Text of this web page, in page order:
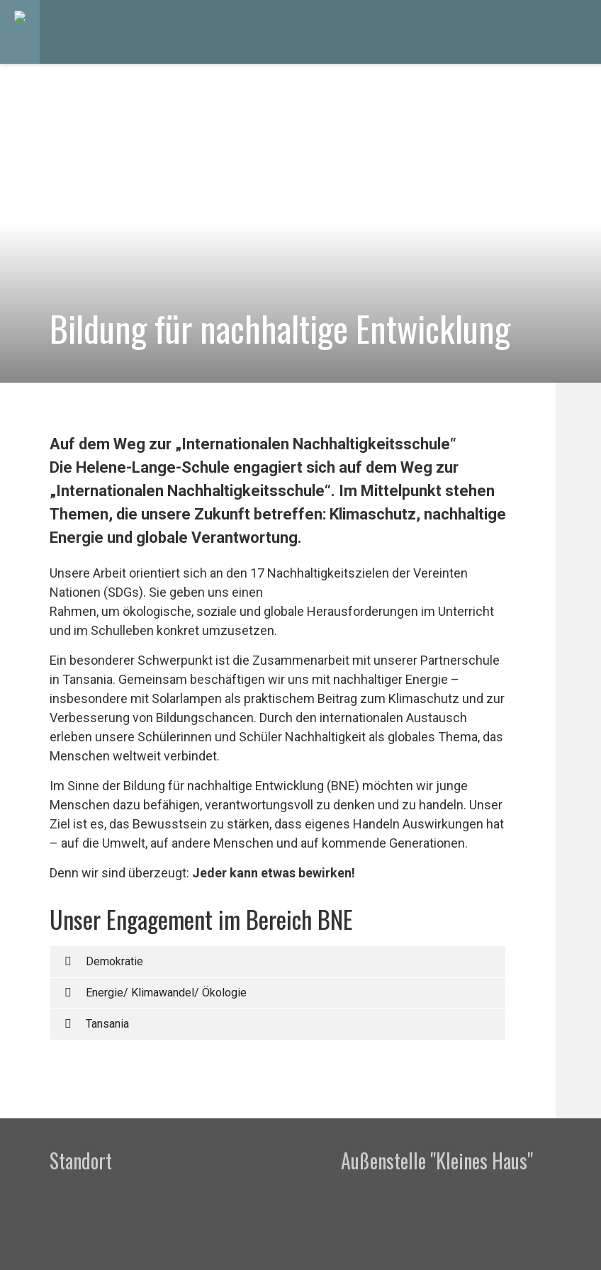
Bildung für nachhaltige Entwicklung
Auf dem Weg zur „Internationalen Nachhaltigkeitsschule“
Die Helene-Lange-Schule engagiert sich auf dem Weg zur
„Internationalen Nachhaltigkeitsschule“. Im Mittelpunkt stehen
Themen, die unsere Zukunft betreffen: Klimaschutz, nachhaltige
Energie und globale Verantwortung.
Unsere Arbeit orientiert sich an den 17 Nachhaltigkeitszielen der Vereinten
Nationen (SDGs). Sie geben uns einen
Rahmen, um ökologische, soziale und globale Herausforderungen im Unterricht
und im Schulleben konkret umzusetzen.
Ein besonderer Schwerpunkt ist die Zusammenarbeit mit unserer Partnerschule
in Tansania. Gemeinsam beschäftigen wir uns mit nachhaltiger Energie –
insbesondere mit Solarlampen als praktischem Beitrag zum Klimaschutz und zur
Verbesserung von Bildungschancen. Durch den internationalen Austausch
erleben unsere Schülerinnen und Schüler Nachhaltigkeit als globales Thema, das
Menschen weltweit verbindet.
Im Sinne der Bildung für nachhaltige Entwicklung (BNE) möchten wir junge
Menschen dazu befähigen, verantwortungsvoll zu denken und zu handeln. Unser
Ziel ist es, das Bewusstsein zu stärken, dass eigenes Handeln Auswirkungen hat
– auf die Umwelt, auf andere Menschen und auf kommende Generationen.
Denn wir sind überzeugt: Jeder kann etwas bewirken!
Unser Engagement im Bereich BNE
Demokratie
Energie/ Klimawandel/ Ökologie
Tansania
Standort Außenstelle "Kleines Haus"